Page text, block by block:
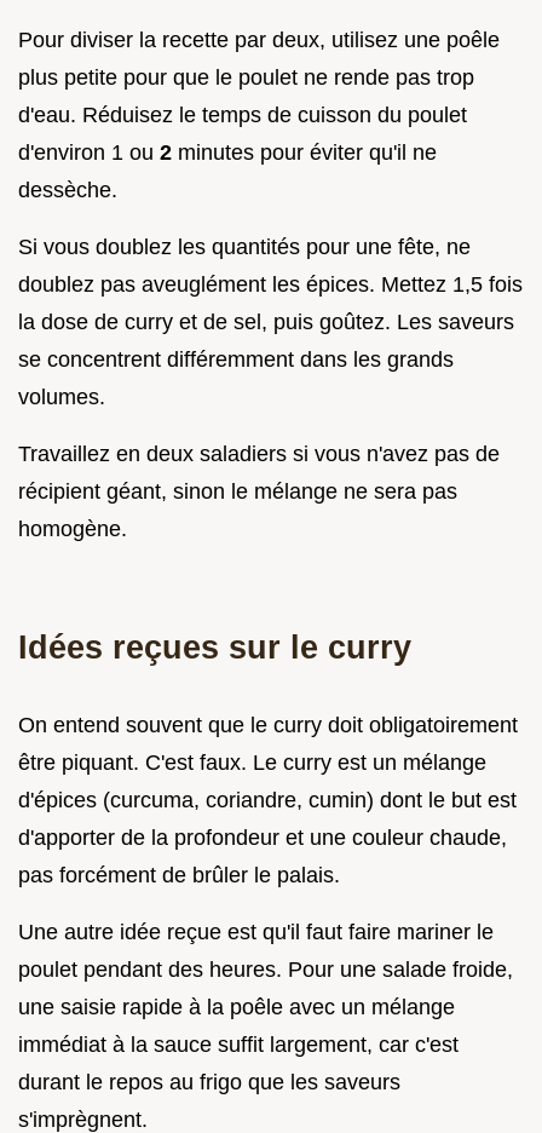
Pour diviser la recette par deux, utilisez une poêle
plus petite pour que le poulet ne rende pas trop
d'eau. Réduisez le temps de cuisson du poulet
d'environ 1 ou 2 minutes pour éviter qu'il ne
dessèche.
Si vous doublez les quantités pour une fête, ne
doublez pas aveuglément les épices. Mettez 1,5 fois
la dose de curry et de sel, puis goûtez. Les saveurs
se concentrent différemment dans les grands
volumes.
Travaillez en deux saladiers si vous n'avez pas de
récipient géant, sinon le mélange ne sera pas
homogène.
Idées reçues sur le curry
On entend souvent que le curry doit obligatoirement
être piquant. C'est faux. Le curry est un mélange
d'épices (curcuma, coriandre, cumin) dont le but est
d'apporter de la profondeur et une couleur chaude,
pas forcément de brûler le palais.
Une autre idée reçue est qu'il faut faire mariner le
poulet pendant des heures. Pour une salade froide,
une saisie rapide à la poêle avec un mélange
immédiat à la sauce suffit largement, car c'est
durant le repos au frigo que les saveurs
s'imprègnent.